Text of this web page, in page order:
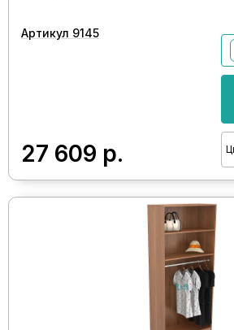
Артикул 9145
27 609 р.